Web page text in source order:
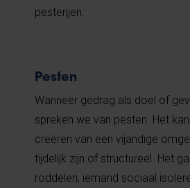
pesterijen.
Pesten
Wanneer gedrag als doel of
spreken we van pesten. Het
creëren van een vijandige
tijdelijk zijn of structureel. Het
roddelen, iemand sociaal